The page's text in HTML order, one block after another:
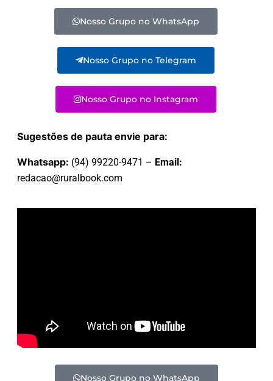
Nosso Grupo no WhatsApp
Nosso Grupo no Telegram
Nosso Grupo no Instagram
Sugestões de pauta envie para:
Whatsapp: (94) 99220-9471 – Email:
redacao@ruralbook.com
Nosso Grupo no WhatsApp